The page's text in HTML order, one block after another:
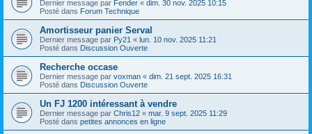
Dernier message par Fender « dim. 30 nov. 2025 10:15
Posté dans Forum Technique
Amortisseur panier Serval
Dernier message par Py21 « lun. 10 nov. 2025 11:21
Posté dans Discussion Ouverte
Recherche occase
Dernier message par voxman « dim. 21 sept. 2025 16:31
Posté dans Discussion Ouverte
Un FJ 1200 intéressant à vendre
Dernier message par Chris12 « mar. 9 sept. 2025 11:29
Posté dans petites annonces en ligne